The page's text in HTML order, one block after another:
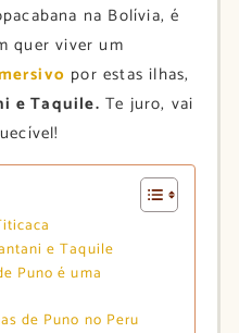
na Bolívia, é
quer viver um
por estas ilhas,
e Taquile. Te juro, vai
e Taquile
Puno é uma
de Puno no Peru